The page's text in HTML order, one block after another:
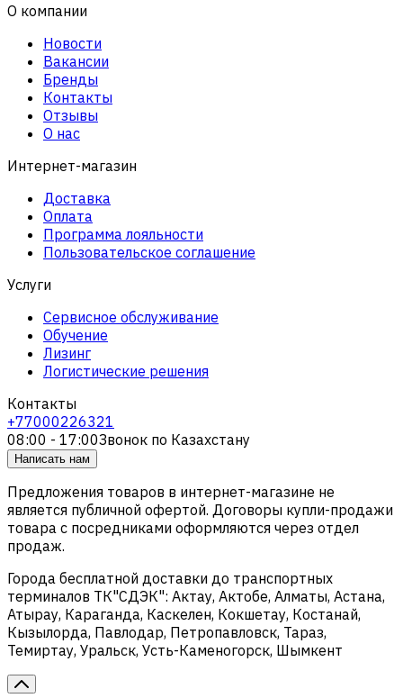
О компании
Новости
Вакансии
Бренды
Контакты
Отзывы
О нас
Интернет-магазин
Доставка
Оплата
Программа лояльности
Пользовательское соглашение
Услуги
Сервисное обслуживание
Обучение
Лизинг
Логистические решения
Контакты
+77000226321
08:00 - 17:00Звонок по Казахстану
Написать нам
Предложения товаров в интернет-магазине не
является публичной офертой. Договоры купли-продажи
товара с посредниками оформляются через отдел
продаж.
Города бесплатной доставки до транспортных
терминалов ТК"СДЭК": Актау, Актобе, Алматы, Астана,
Атырау, Караганда, Каскелен, Кокшетау, Костанай,
Кызылорда, Павлодар, Петропавловск, Тараз,
Темиртау, Уральск, Усть-Каменогорск, Шымкент